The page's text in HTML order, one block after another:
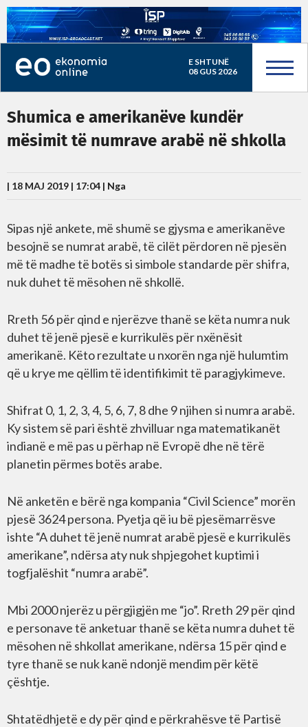
E SHTUNË
08 GUS 2026
Shumica e amerikanëve kundër
mësimit të numrave arabë në shkolla
| 18 MAJ 2019 | 17:04 | Nga
Sipas një ankete, më shumë se gjysma e amerikanëve
besojnë se numrat arabë, të cilët përdoren në pjesën
më të madhe të botës si simbole standarde për shifra,
nuk duhet të mësohen në shkollë.
Rreth 56 për qind e njerëzve thanë se këta numra nuk
duhet të jenë pjesë e kurrikulës për nxënësit
amerikanë. Këto rezultate u nxorën nga një hulumtim
që u krye me qëllim të identifikimit të paragjykimeve.
Shifrat 0, 1, 2, 3, 4, 5, 6, 7, 8 dhe 9 njihen si numra arabë.
Ky sistem së pari është zhvilluar nga matematikanët
indianë e më pas u përhap në Evropë dhe në tërë
planetin përmes botës arabe.
Në anketën e bërë nga kompania “Civil Science” morën
pjesë 3624 persona. Pyetja që iu bë pjesëmarrësve
ishte “A duhet të jenë numrat arabë pjesë e kurrikulës
amerikane”, ndërsa aty nuk shpjegohet kuptimi i
togfjalëshit “numra arabë”.
Mbi 2000 njerëz u përgjigjën me “jo”. Rreth 29 për qind
e personave të anketuar thanë se këta numra duhet të
mësohen në shkollat amerikane, ndërsa 15 për qind e
tyre thanë se nuk kanë ndonjë mendim për këtë
çështje.
Shtatëdhjetë e dy për qind e përkrahësve të Partisë